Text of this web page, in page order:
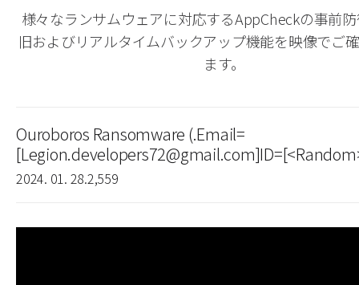
様々なランサムウェアに対応するAppCheckの事前
旧およびリアルタイムバックアップ機能を映像でご
ます。
Ouroboros Ransomware (.Email=
2024. 01. 28.2,559